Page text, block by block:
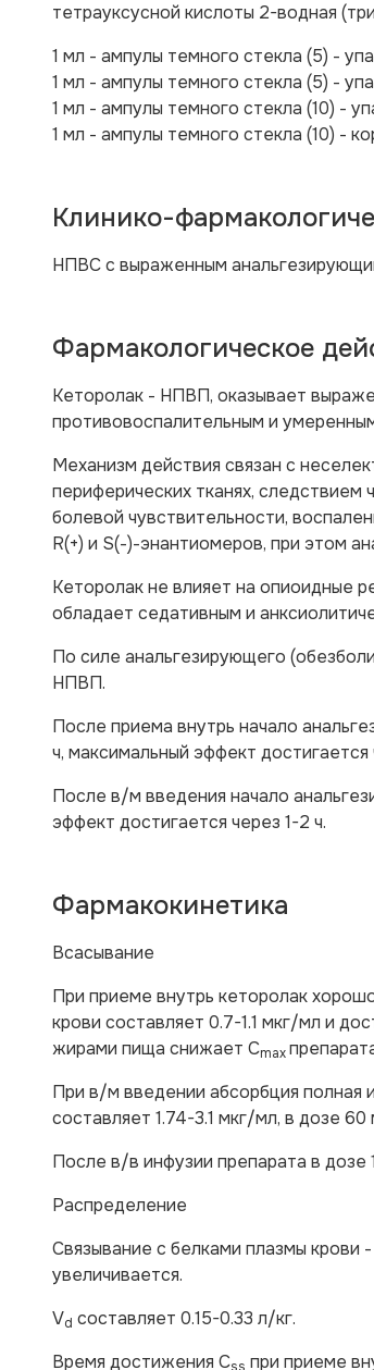
тетрауксусной кислоты 2-водная
1 мл - ампулы темного стекла (5) -
1 мл - ампулы темного стекла (5) -
1 мл - ампулы темного стекла (10) -
1 мл - ампулы темного стекла (10) -
Клинико-
НПВС с выраженным
Фармакологическое
Кеторолак - НПВП, оказывает
противовоспалительным и
Механизм действия связан с
периферических тканях,
болевой чувствительности,
R(+) и S(-)-энантиомеров, при этом
Кеторолак не влияет на опиоидные
обладает седативным и
По силе анальгезирующего
НПВП.
После приема внутрь начало
ч, максимальный эффект достигается
После в/м введения начало
эффект достигается через 1-2 ч.
Фармакокинетика
Всасывание
При приеме внутрь кеторолак
крови составляет 0.7-1.1 мкг/мл и
жирами пища снижает Cmax
При в/м введении абсорбция полная
составляет 1.74-3.1 мкг/мл, в дозе
После в/в инфузии препарата в дозе
Распределение
Связывание с белками плазмы крови
увеличивается.
Vd составляет 0.15-0.33 л/кг.
Время достижения C
при приеме